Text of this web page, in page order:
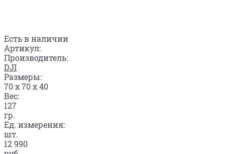
Есть в наличии
Артикул:
Производитель:
DJI
Размеры:
70 x 70 x 40
Вес:
127
гр.
Ед. измерения:
шт.
12 990